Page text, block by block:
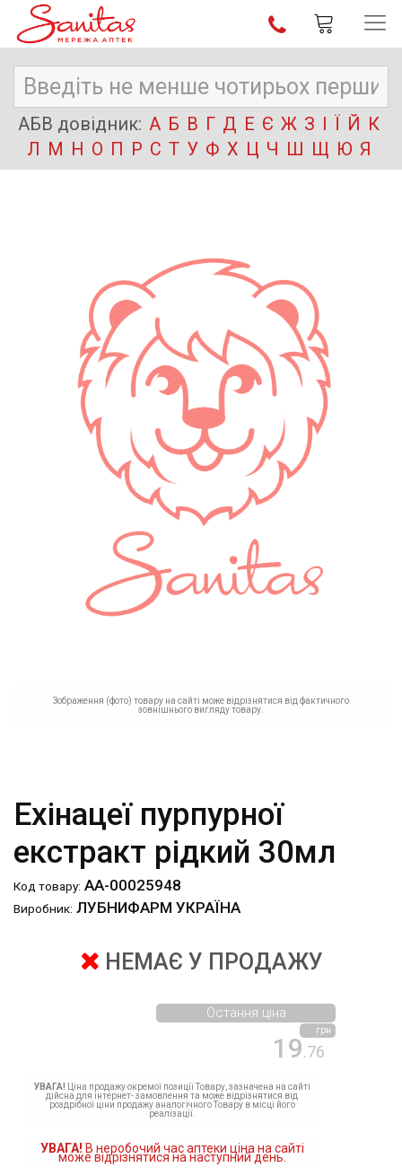
АБВ довідник: А Б В Г Д Е Є Ж З І Ї Й К
Л М Н О П Р С Т У Ф Х Ц Ч Ш Щ Ю Я
Зображення (фото) товару на сайті може відрізнятися від фактичного
зовнішнього вигляду товару.
Ехінацеї пурпурної
екстракт рідкий 30мл
Код товару: АА-00025948
Виробник: ЛУБНИФАРМ УКРАЇНА
НЕМАЄ У ПРОДАЖУ
19.76
грн
Остання ціна
УВАГА! Ціна продажу окремої позиції Товару, зазначена на сайті
дійсна для інтернет- замовлення та може відрізнятися від
роздрібної ціни продажу аналогічного Товару в місці його
реалізації.
УВАГА! В неробочий час аптеки ціна на сайті
може відрізнятися на наступний день.